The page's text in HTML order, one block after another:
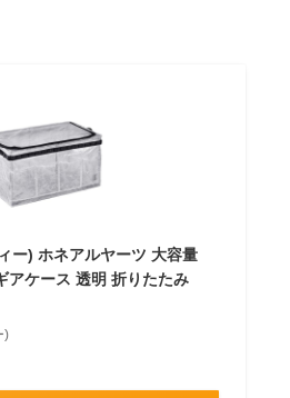
ー) ホネアルヤーツ 大容量
アケース 透明 折りたたみ
)